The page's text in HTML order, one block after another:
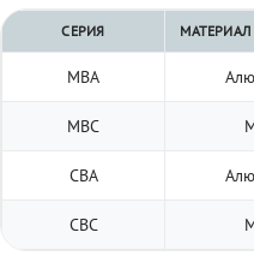
СЕРИЯ
МВА
МВС
СВА
СВС